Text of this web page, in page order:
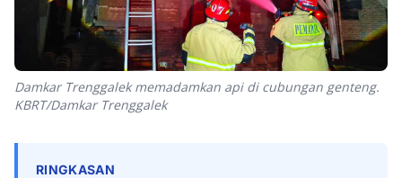
Damkar Trenggalek memadamkan api di cubungan genteng.
KBRT/Damkar Trenggalek
RINGKASAN